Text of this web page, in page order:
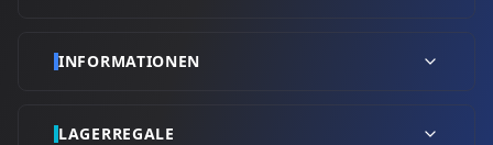
INFORMATIONEN
LAGERREGALE